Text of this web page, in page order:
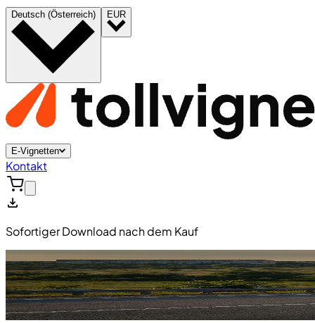
Deutsch (Österreich) EUR
E-Vignetten
Kontakt
Sofortiger Download nach dem Kauf